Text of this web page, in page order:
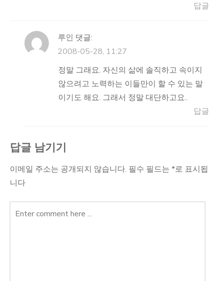
답글
루인 댓글:
2008-05-28, 11:27
정말 그래요. 자신의 삶에 솔직하고 속이지
않으려고 노력하는 이들만이 할 수 있는 말
이기도 해요. 그래서 정말 대단하고요..
답글
답글 남기기
이메일 주소는 공개되지 않습니다. 필수 필드는 *로 표시됩
니다